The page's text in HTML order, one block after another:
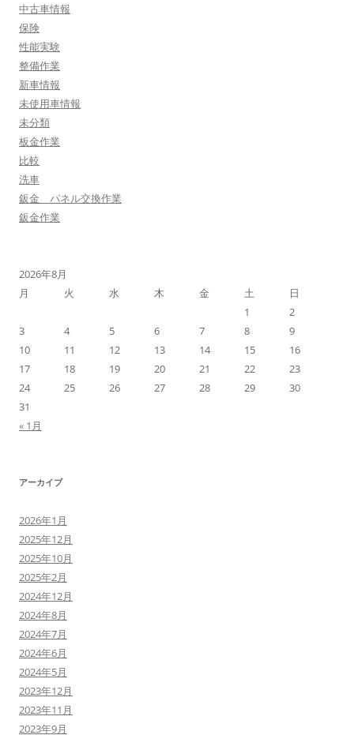
中古車情報
保険
性能実験
整備作業
新車情報
未使用車情報
未分類
板金作業
比較
洗車
鈑金 パネル交換作業
鈑金作業
2026年8月
月
火 水 木 金 土
日
1
2
3
4 5 6 7 8
9
10
11 12 13 14 15
16
17
18 19 20 21 22
23
24
25 26 27 28 29
30
31
« 1月
アーカイブ
2026年1月
2025年12月
2025年10月
2025年2月
2024年12月
2024年8月
2024年7月
2024年6月
2024年5月
2023年12月
2023年11月
2023年9月